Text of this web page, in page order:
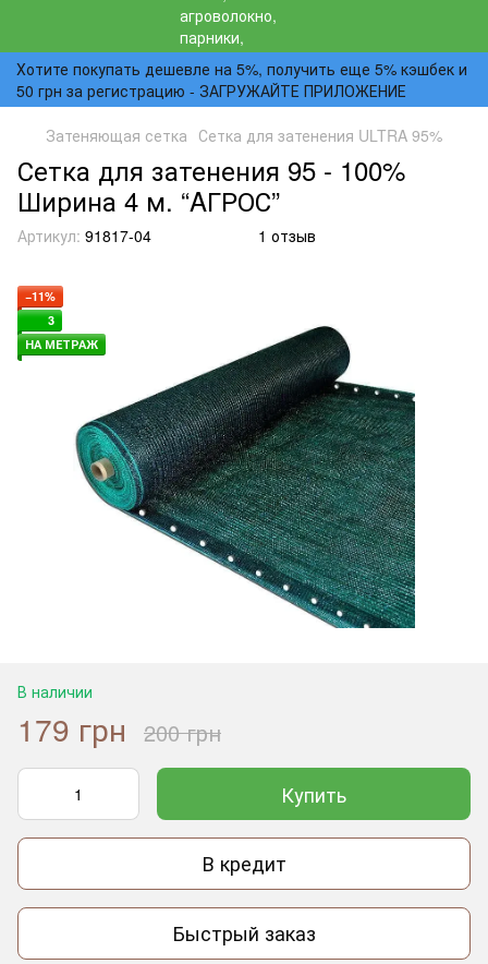
Хотите покупать дешевле на 5%, получить еще 5% кэшбек и
50 грн за регистрацию - ЗАГРУЖАЙТЕ ПРИЛОЖЕНИЕ
Затеняющая сетка Сетка для затенения ULTRA 95%
Сетка для затенения 95 - 100%
Ширина 4 м. “AГРОС”
Артикул: 91817-04 1 отзыв
−11%
3
НА МЕТРАЖ
В наличии
179 грн 200 грн
Купить
В кредит
Быстрый заказ